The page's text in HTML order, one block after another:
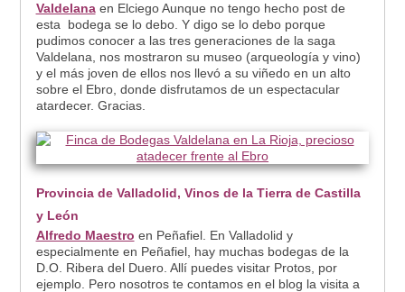
Valdelanaen Elciego Aunque no tengo hecho post de
esta bodega se lo debo. Y digo se lo debo porque
pudimos conocer a las tres generaciones de la saga
Valdelana, nos mostraron su museo (arqueología y vino)
y el más joven de ellos nos llevó a su viñedo en un alto
sobre el Ebro, donde disfrutamos de un espectacular
atardecer. Gracias.
Provincia de Valladolid, Vinos de la Tierra de Castilla
y León
Alfredo Maestro en Peñafiel. En Valladolid y
especialmente en Peñafiel, hay muchas bodegas de la
D.O. Ribera del Duero. Allí puedes visitar Protos, por
ejemplo. Pero nosotros te contamos en el blog la visita a